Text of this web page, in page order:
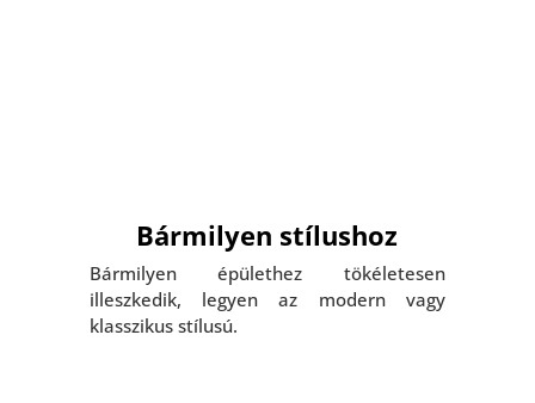
Bármilyen stílushoz
Bármilyen épülethez tökéletesen
illeszkedik, legyen az modern vagy
klasszikus stílusú.